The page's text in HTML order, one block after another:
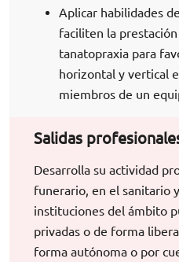
Aplicar habilidades
faciliten la
tanatopraxia para
horizontal y vertical
miembros de un
Salidas
Desarrolla su actividad
funerario, en el sanitario
instituciones del ámbito
privadas o de forma
forma autónoma o por